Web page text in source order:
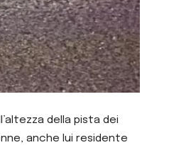
della pista dei
anche lui residente